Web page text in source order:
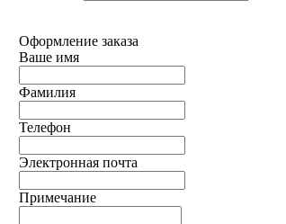
Оформление заказа
Ваше имя
Фамилия
Телефон
Электронная почта
Примечание